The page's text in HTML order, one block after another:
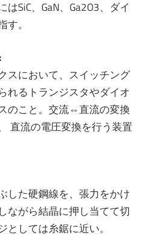
SiC、GaN、Ga2O3、ダイ
。
スにおいて、スイッチング
れるトランジスタやダイオ
のこと。交流⇔直流の変換
直流の電圧変換を行う装置
した硬鋼線を、張力をかけ
ながら結晶に押し当てて切
しては糸鋸に近い。